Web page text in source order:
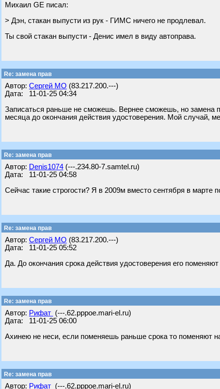
Михаил GE писал:
> Дэн, стакан выпусти из рук - ГИМС ничего не продлевал.
Ты свой стакан выпусти - Денис имел в виду автоправа.
Re: замена прав
Автор: Сергей МО (83.217.200.---)
Дата: 11-01-25 04:34
Записаться раньше не сможешь. Вернее сможешь, но замена
месяца до окончания действия удостоверения. Мой случай,
Re: замена прав
Автор: Denis1074 (---.234.80-7.samtel.ru)
Дата: 11-01-25 04:58
Сейчас такие строгости? Я в 2009м вместо сентября в марте
Re: замена прав
Автор: Сергей МО (83.217.200.---)
Дата: 11-01-25 05:52
Да. До окончания срока действия удостоверения его
Re: замена прав
Автор: Рифат (---.62.pppoe.mari-el.ru)
Дата: 11-01-25 06:00
Ахинею не неси, если поменяешь раньше срока то поменяют
Re: замена прав
Автор: Рифат (---.62.pppoe.mari-el.ru)